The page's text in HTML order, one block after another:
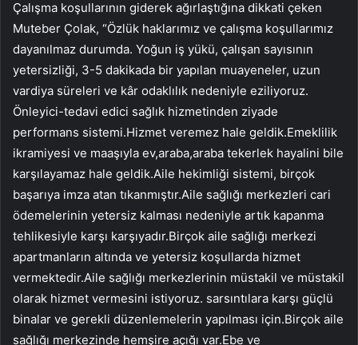
Çalışma koşullarının giderek ağırlaştığına dikkati çeken
Muteber Çolak, “Özlük haklarımız ve çalışma koşullarımız
dayanılmaz durumda. Yoğun iş yükü, çalışan sayısının
yetersizliği, 3-5 dakikada bir yapılan muayeneler, uzun
vardiya süreleri ve kâr odaklılık nedeniyle eziliyoruz.
Önleyici-tedavi edici sağlık hizmetinden ziyade
performans sistemi.Hizmet veremez hale geldik.Emeklilik
ikramiyesi ve maaşıyla ev,araba,araba tekerlek hayalini bile
karşılayamaz hale geldik.Aile hekimliği sistemi, birçok
başarıya imza atan tıkanmıştır.Aile sağlığı merkezleri cari
ödemelerinin yetersiz kalması nedeniyle artık kapanma
tehlikesiyle karşı karşıyadır.Birçok aile sağlığı merkezi
apartmanların altında ve yetersiz koşullarda hizmet
vermektedir.Aile sağlığı merkezlerinin müstakil ve müstakil
olarak hizmet vermesini istiyoruz. sarsıntılara karşı güçlü
binalar ve gerekli düzenlemelerin yapılması için.Birçok aile
sağlığı merkezinde hemşire açığı var.Ebe ve